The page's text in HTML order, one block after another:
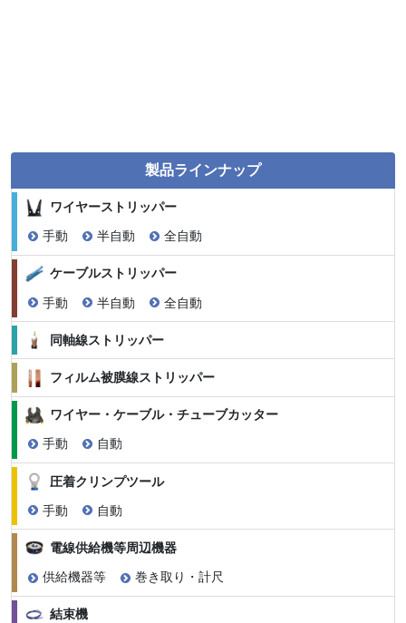
製品ラインナップ
ワイヤーストリッパー
手動 半自動 全自動
ケーブルストリッパー
手動 半自動 全自動
同軸線ストリッパー
フィルム被膜線ストリッパー
ワイヤー・ケーブル・チューブカッター
手動 自動
圧着クリンプツール
手動 自動
電線供給機等周辺機器
供給機器等 巻き取り・計尺
結束機